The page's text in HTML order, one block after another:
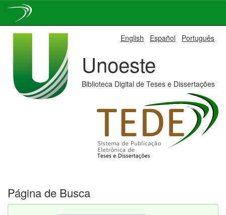
English Español Português
Unoeste
Biblioteca Digital de Teses e Dissertações
Página de Busca